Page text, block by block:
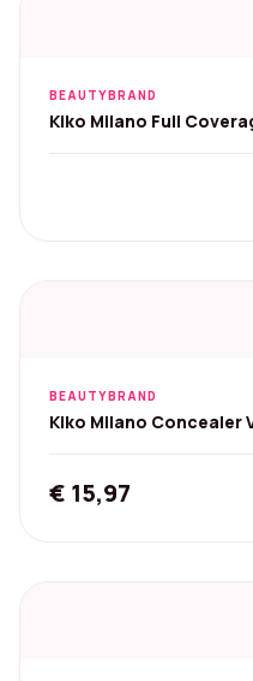
BEAUTYBRAND
Kiko Milano Full
BEAUTYBRAND
Kiko Milano Concealer
€ 15,97